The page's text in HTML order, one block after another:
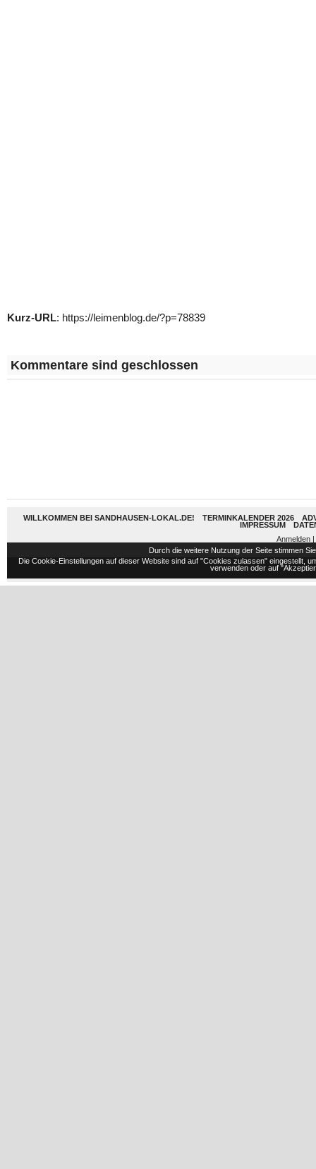
Kurz-URL: https://leimenblog.de/?p=78839
Kommentare sind geschlossen
WILLKOMMEN BEI SANDHAUSEN-LOKAL.DE! TERMINKALENDER 2026
IMPRESSUM
Anmelden
Durch die weitere Nutzung der Seite stimmen
Die Cookie-Einstellungen auf dieser Website sind auf "Cookies zulassen" eingestellt,
verwenden oder auf